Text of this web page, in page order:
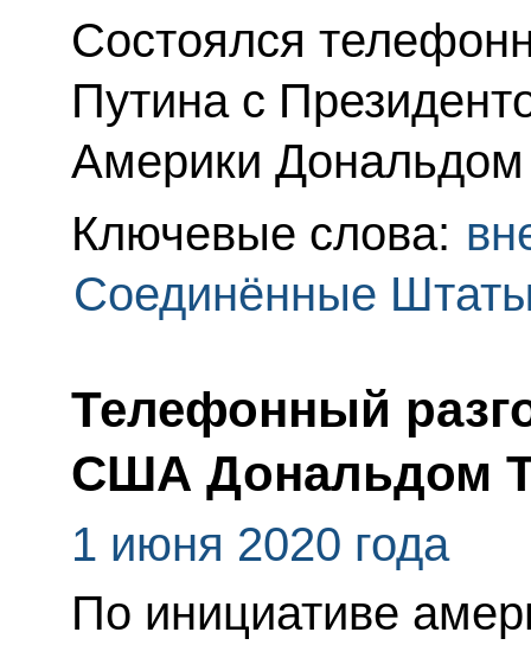
Состоялся
Путина с
Америки
Ключевые слова:
Соединённые
Телефонный
США Дональдом
1 июня 2020 года
По инициативе